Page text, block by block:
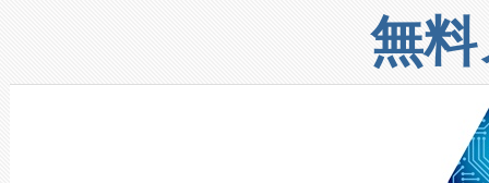
上げおよび商用化段階におけ
設備整備および立ち上げ調整
加組織は、Enzeneのバイオ
選定された製品について、自
増加しているデータセンター
る電力網に大きな負担をかけ
事業者の負担軽減という課題
系統連系を迅速にし、ピーク
リューション「Avia 2」を発
したAvia 2は、1,000メート
狭視野のFOVを切り替えるこ
ケーブル、枝などの細かな対
無